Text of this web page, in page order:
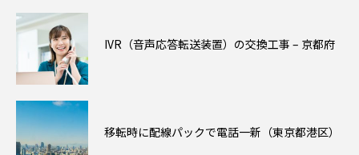
IVR（音声応答転送装置）の交換工事 – 京都府
移転時に配線パックで電話一新（東京都港区）